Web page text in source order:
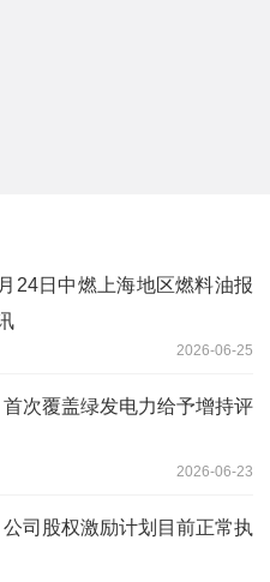
24日中燃上海地区燃料油报
2026-06-25
次覆盖绿发电力给予增持评
2026-06-23
司股权激励计划目前正常执